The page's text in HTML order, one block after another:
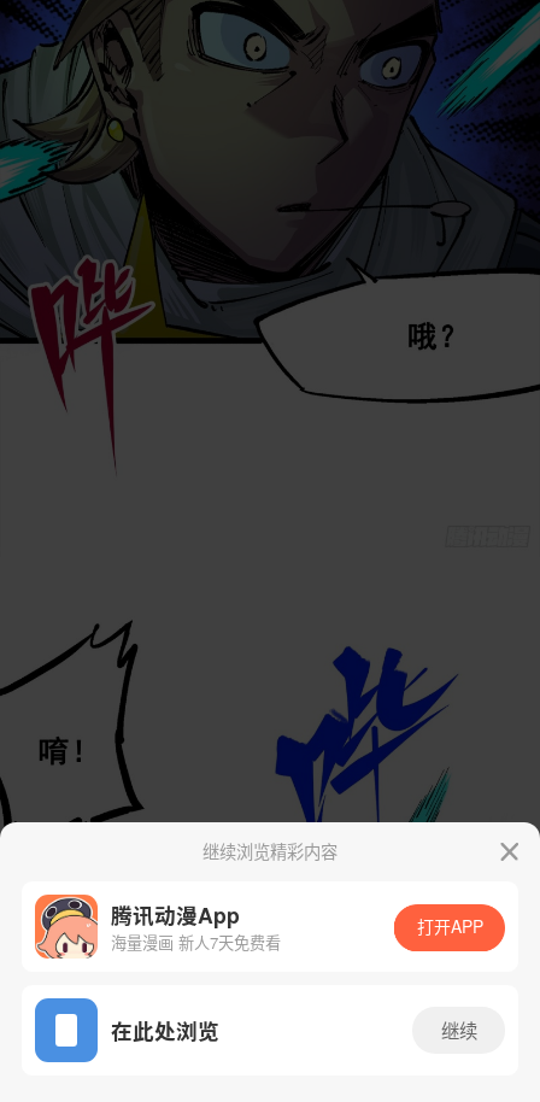
App免费看
继续浏览精彩内容
腾讯动漫App
海量漫画 新人7天免费看
打开APP
在此处浏览 继续